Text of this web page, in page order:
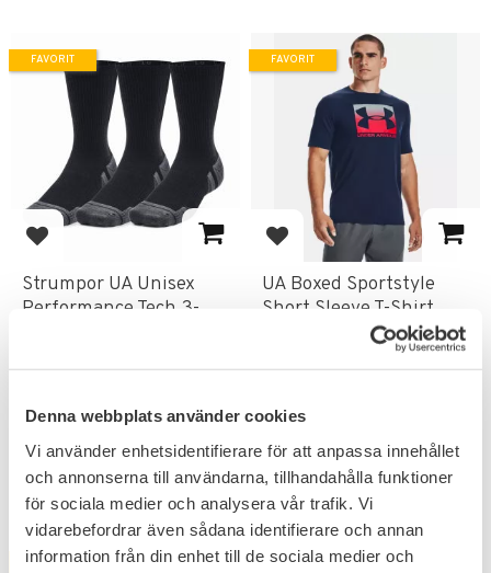
Denna webbplats använder cookies
Vi använder enhetsidentifierare för att anpassa innehållet
och annonserna till användarna, tillhandahålla funktioner
för sociala medier och analysera vår trafik. Vi
vidarebefordrar även sådana identifierare och annan
information från din enhet till de sociala medier och
Lägg till i favoriter
Strumpor UA Unisex
Performance Tech 3-
dig fotvalvsstöd
FAVORIT
Lägg till i favoriter
UA Boxed Sportstyle
Short Sleeve T-Shirt
4-vägs stretch konstruktion.
FAVORIT
FAVORIT UTGÅENDE